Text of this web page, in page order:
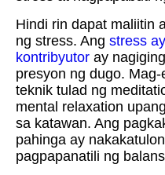
Hindi rin dapat maliitin
ng stress. Ang stress
kontribyutor ay
presyon ng dugo.
teknik tulad ng
mental relaxation
sa katawan. Ang
pahinga ay
pagpapanatili ng